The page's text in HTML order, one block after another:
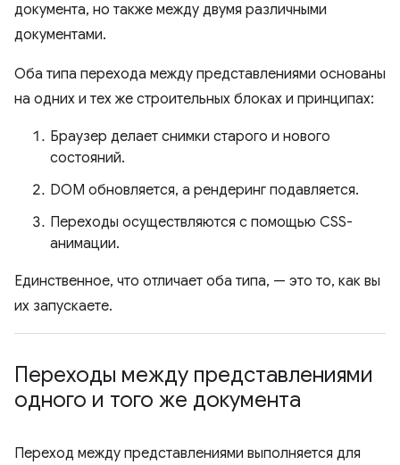
документа, но также между двумя различными
документами.
Оба типа перехода между представлениями основаны
на одних и тех же строительных блоках и принципах:
Браузер делает снимки старого и нового
состояний.
DOM обновляется, а рендеринг подавляется.
Переходы осуществляются с помощью CSS-
анимации.
Единственное, что отличает оба типа, — это то, как вы
их запускаете.
Переходы между представлениями
одного и того же документа
Переход между представлениями выполняется для